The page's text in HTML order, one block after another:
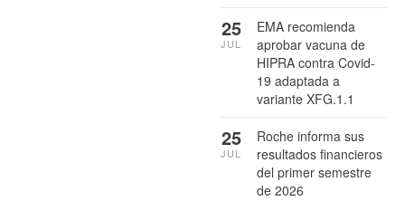
EMA recomienda
aprobar vacuna de
HIPRA contra Covid-
19 adaptada a
variante XFG.1.1
25
JUL
Roche informa sus
resultados financieros
del primer semestre
de 2026
25
JUL